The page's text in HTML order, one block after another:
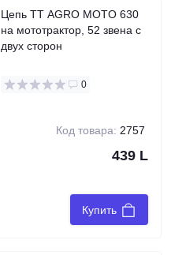
Цепь TT AGRO MOTO 630
на мототрактор, 52 звена с
двух сторон
0
Код товара: 2757
439 L
Купить